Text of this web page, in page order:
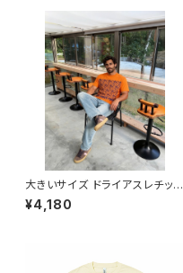
大きいサイズ ドライアスレチック
Tシャツ ビッグサイズ 半袖 T s
hirt オリジナル デザイン アメリ
bigsize doggy
¥4,180